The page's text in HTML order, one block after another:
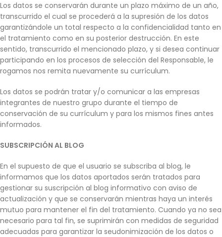
Los datos se conservarán durante un plazo máximo de un año,
transcurrido el cual se procederá a la supresión de los datos
garantizándole un total respecto a la confidencialidad tanto en
el tratamiento como en su posterior destrucción. En este
sentido, transcurrido el mencionado plazo, y si desea continuar
participando en los procesos de selección del Responsable, le
rogamos nos remita nuevamente su currículum.
Los datos se podrán tratar y/o comunicar a las empresas
integrantes de nuestro grupo durante el tiempo de
conservación de su currículum y para los mismos fines antes
informados.
SUBSCRIPCIÓN AL BLOG
En el supuesto de que el usuario se subscriba al blog, le
informamos que los datos aportados serán tratados para
gestionar su suscripción al blog informativo con aviso de
actualización y que se conservarán mientras haya un interés
mutuo para mantener el fin del tratamiento. Cuando ya no sea
necesario para tal fin, se suprimirán con medidas de seguridad
adecuadas para garantizar la seudonimización de los datos o